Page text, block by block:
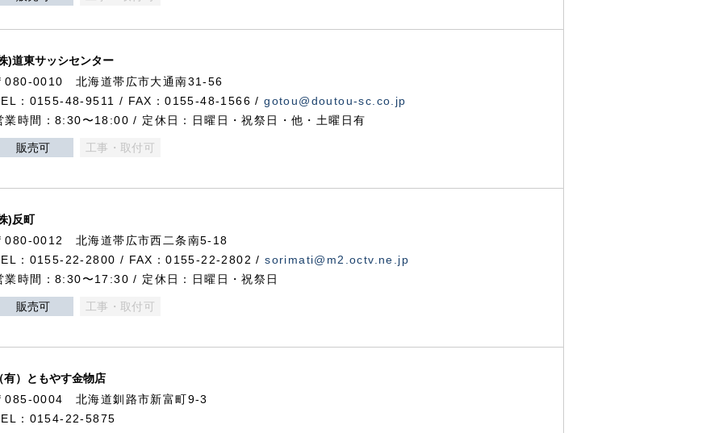
)道東サッシセンター
080-0010 北海道帯広市大通南31-56
：0155-48-9511 / FAX：0155-48-1566 /gotou@doutou-sc.co.jp
業時間：8:30〜18:00 / 定休日：日曜日・祝祭日・他・土曜日有
販売可 工事・取付可
)反町
080-0012 北海道帯広市西二条南5-18
：0155-22-2800 / FAX：0155-22-2802 /sorimati@m2.octv.ne.jp
業時間：8:30〜17:30 / 定休日：日曜日・祝祭日
販売可 工事・取付可
有）ともやす金物店
085-0004 北海道釧路市新富町9-3
：0154-22-5875